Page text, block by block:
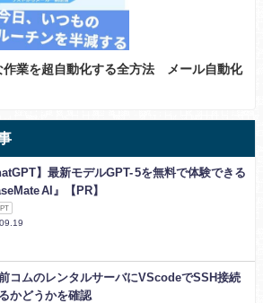
作業を超自動化する全方法 メール自動化
】最新モデルGPT- 5を無料で体験できる
AI』【PR】
コムのレンタルサーバにVScodeでSSH接続
かどうかを確認